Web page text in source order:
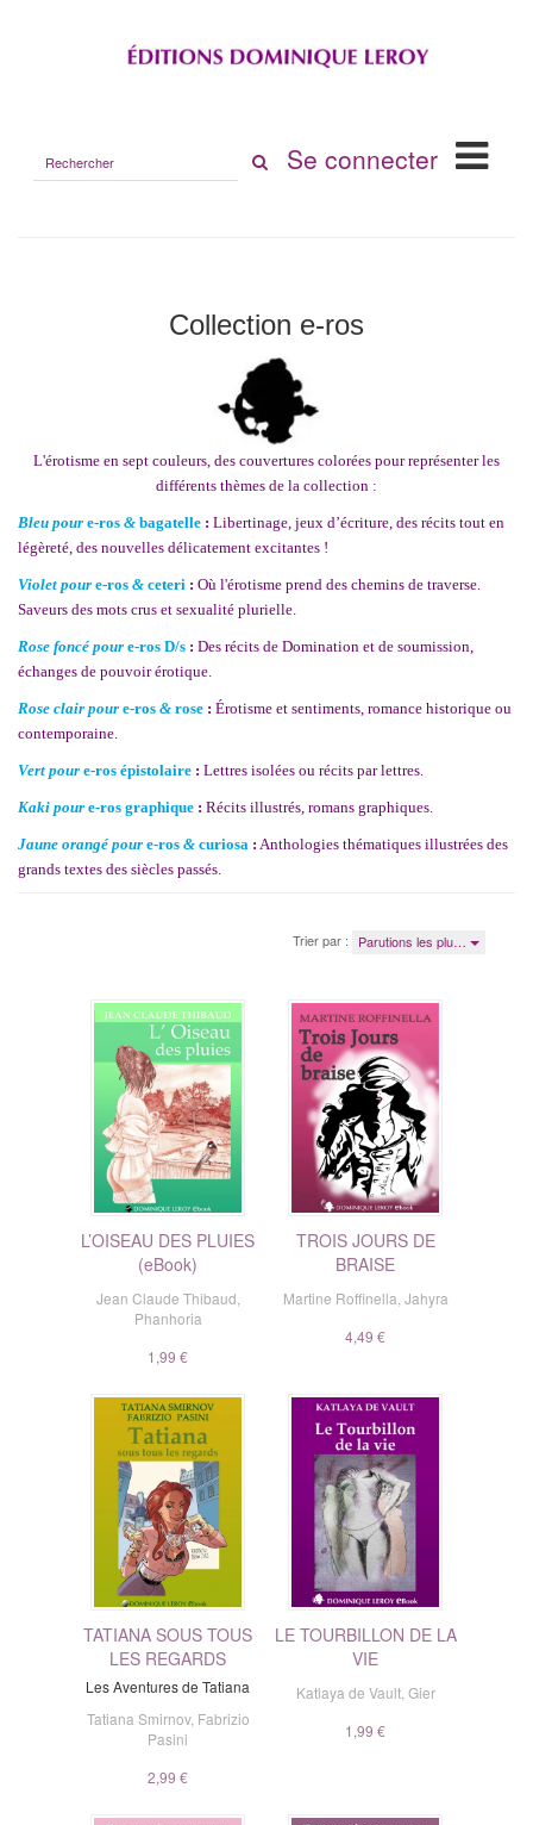
le
Se connecter
Collection e-ros
L'érotisme en sept couleurs, des couvertures colorées pour représenter les
différents thèmes de la collection :
Bleu pour e-ros & bagatelle : Libertinage, jeux d’écriture, des récits tout en
légèreté, des nouvelles délicatement excitantes !
Violet pour e-ros & ceteri : Où l'érotisme prend des chemins de traverse.
Saveurs des mots crus et sexualité plurielle.
Rose foncé pour e-ros D/s : Des récits de Domination et de soumission,
échanges de pouvoir érotique.
Rose clair pour e-ros & rose : Érotisme et sentiments, romance historique ou
contemporaine.
Vert pour e-ros épistolaire : Lettres isolées ou récits par lettres.
Kaki pour e-ros graphique : Récits illustrés, romans graphiques.
Jaune orangé pour e-ros & curiosa : Anthologies thématiques illustrées des
grands textes des siècles passés.
Trier par : Parutions les plu…
L’OISEAU DES PLUIES
(eBook)
Jean Claude Thibaud
Phanhoria
1,99 €
TROIS JOURS DE
BRAISE
Martine Roffinella Jahyra
4,49 €
TATIANA SOUS TOUS
LES REGARDS
Les Aventures de Tatiana
Tatiana Smirnov, Fabrizio
Pasini
2,99 €
LE TOURBILLON DE LA
VIE
Katlaya de Vault, Gier
1,99 €